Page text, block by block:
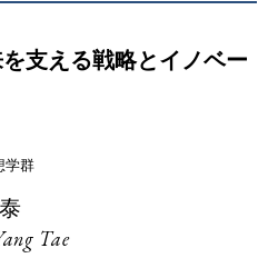
支える戦略とイノベー
学群
Tae